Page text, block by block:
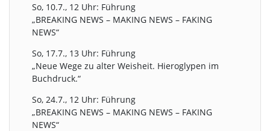
So, 10.7., 12 Uhr: Führung
„BREAKING NEWS – MAKING NEWS – FAKING
NEWS“
So, 17.7., 13 Uhr: Führung
„Neue Wege zu alter Weisheit. Hieroglypen im
Buchdruck.“
So, 24.7., 12 Uhr: Führung
„BREAKING NEWS – MAKING NEWS – FAKING
NEWS“